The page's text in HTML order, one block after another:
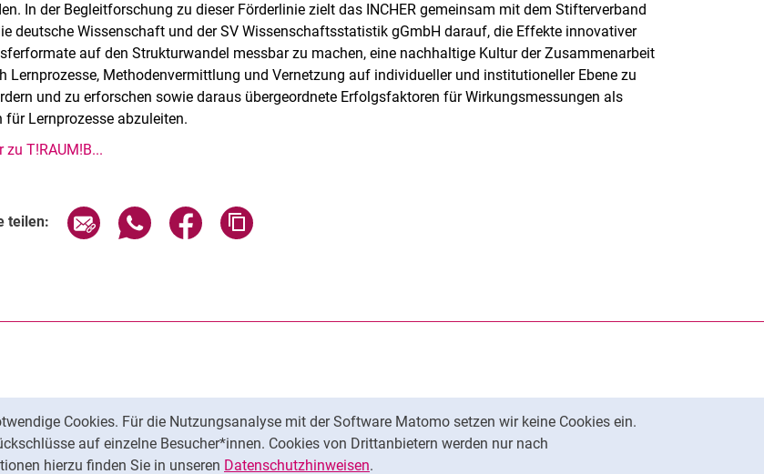
Cookies. Für die Nutzungsanalyse mit der Software Matomo setzen wir keine Cookies ein.
auf einzelne Besucher*innen. Cookies von Drittanbietern werden nur nach
hierzu finden Sie in unseren Datenschutzhinweisen.
In der Begleitforschung zu dieser Förderlinie zielt das INCHER gemeinsam mit dem Stifterverband
deutsche Wissenschaft und der SV Wissenschaftsstatistik gGmbH darauf, die Effekte innovativer
auf den Strukturwandel messbar zu machen, eine nachhaltige Kultur der Zusammenarbeit
Lernprozesse, Methodenvermittlung und Vernetzung auf individueller und institutioneller Ebene zu
und zu erforschen sowie daraus übergeordnete Erfolgsfaktoren für Wirkungsmessungen als
für Lernprozesse abzuleiten.
zu T!RAUM!B...
teilen: Seite über E-Mail teilen
Seite über WhatsApp teilen (externer Link, öffnet neues Fenster)
Seite über Facebook teilen (externer Link, öffnet neues Fenster)